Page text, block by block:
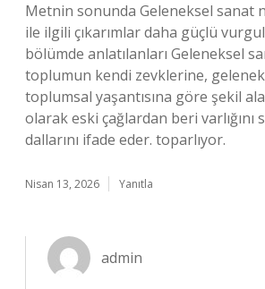
Metnin sonunda Geleneksel sanat
ile ilgili çıkarımlar daha güçlü
bölümde anlatılanları Geleneksel
toplumun kendi zevklerine,
toplumsal yaşantısına göre şekil
olarak eski çağlardan beri
dallarını ifade eder. toparlıyor.
Nisan 13, 2026 Yanıtla
admin